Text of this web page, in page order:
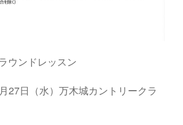
ウンドレッスン
27日（水）万木城カントリークラ